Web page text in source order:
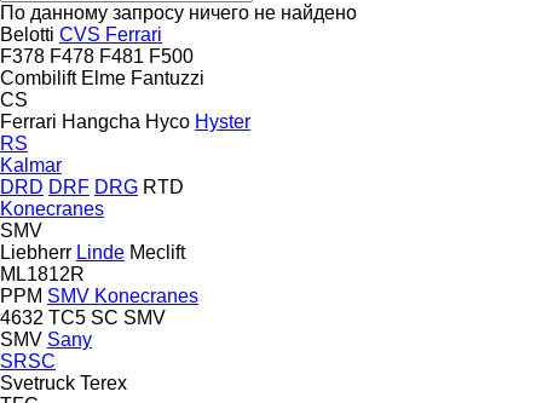
По данному запросу ничего не найдено
Belotti CVS Ferrari
F378 F478 F481 F500
Combilift Elme Fantuzzi
CS
Ferrari Hangcha Hyco Hyster
RS
Kalmar
DRD DRF DRG RTD
Konecranes
SMV
Liebherr Linde Meclift
ML1812R
PPM SMV Konecranes
4632 TC5 SC SMV
SMV Sany
SRSC
Svetruck Terex